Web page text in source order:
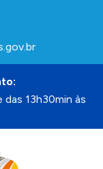
das 13h30min às